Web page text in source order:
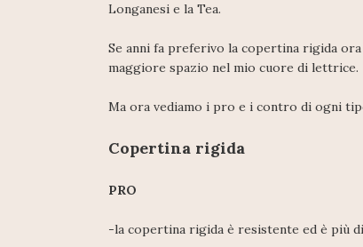
Longanesi e la Tea.
Se anni fa preferivo la copertina rigida
maggiore spazio nel mio cuore di lettrice.
Ma ora vediamo i pro e i contro di ogni
Copertina rigida
PRO
-la copertina rigida è resistente ed è più